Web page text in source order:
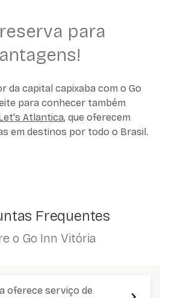
para
da capital capixaba com o Go
para conhecer também
Atlantica, que oferecem
em destinos por todo o Brasil.
Frequentes
o Go Inn Vitória
oferece serviço de